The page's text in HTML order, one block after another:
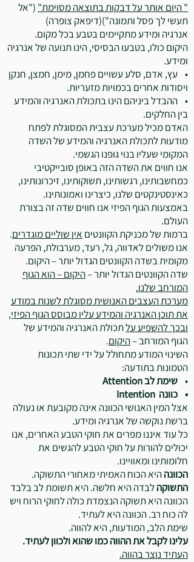
" היום אותר על דבקות בתוצאה מסוימת" ("אל
תעשי לך פסל ותמונה")(דיפאק צופרה)
אנרגיה ומידע מתקיימים בטבע בכל מקום.
היקום כולו, בטבעו הבסיסי, הינו תנועה של אנרגיה
ומידע.
• עץ, אדם, סלע עשויים פחמן, מימן, חמצן, חנקן
ויסודות אחרים בכמויות מזעריות.
• ההבדל ביניהם הינו בתכולת האנרגיה והמידע
בין החלקים.
האדם מכיל מערכת עצבית המסוגלת לפתח
מודעות לתכולת האנרגיה והמידע של השדה
המקומי שעליו בנוי גופנו הגשמי.
אנו חווים את השדה הזה באופן סובייקטיבי
כמחשבותינו, רגשותינו, תשוקותינו, זיכרונותינו,
כאינסטינקטים שלנו, כיצרינו ואמונותינו.
באמצעות הגוף הפיזי אנו חווים שדה זה בצורת
העולם.
ברמות של מכניקת הקוונטים אין שוליים מוגדרים.
אנו משולים לאדווה, גל, רעד, מערבולת, הפרעה
מקומית בשדה הקוונטים הגדול יותר – היקום.
שדה הקוונטים הגדול יותר –היקום – הוא הגוף
המורחב שלנו.
מערכת העצבים האנושית מסוגלת לשנות במודע
את תוכן האנרגיה והמידע עליו מבוסס הגוף הפיזי,
ובכך להשפיע עלתכולת האנרגיה והמידע של
הגוף המורחב –היקום.
השינוי המודע מתחולל על ידי שתי תכונות
הטמונות בתודעה:
• שימת לב Attention
• כוונה Intention
אצל המין האנושי הכוונה אינה מקובעת או נעולה
ברשת נוקשה של אנרגיה ומידע.
כל עוד איננו מפרים את חוקי הטבע האחרים, אנו
יכולים להורות על חוקי הטבע להגשים את
חלומותינו ומאוויינו.
הכוונההיא הכוח האמיתי מאחורי התשוקה.
התשוקהלבדה היא חלשה. היא תשומת לב בלבד
הכוונה היא תשוקה הנצמדת כולה לחוקי הרוח ויש
לה כוח רב. הכוונה היא לעתיד.
שימת הלב, המודעות, היא להווה.
עלינו לקבל את ההווה כמו שהוא ולכוון לעתיד.
העתיד נוצר בהווה.